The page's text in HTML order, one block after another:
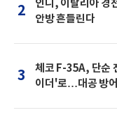
2
인니, 이탈리아
안방 흔들린다
3
체코 F-35A, 단순
이더'로…대공 방